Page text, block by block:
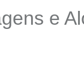
e